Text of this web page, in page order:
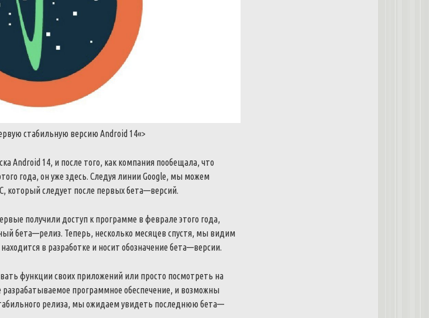
стабильную версию Android 14«>
Android 14, и после того, как компания пообещала, что
года, онуже здесь. СледуялинииGoogle, мы можем
, которыйследует после первыхбета—версий.
получили доступ к программе в феврале этого года,
бета—релиз. Теперь, несколько месяцев спустя, мы видим
находится в разработке и носит обозначение бета—версии.
функциисвоих приложений или просто посмотреть на
разрабатываемое программное обеспечение, и возможны
релиза, мыожидаемувидеть последнюю бета—